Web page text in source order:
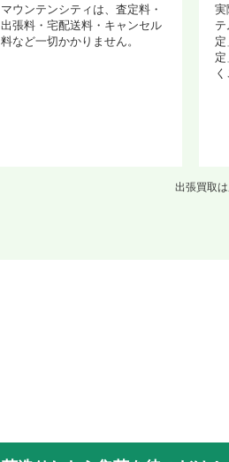
マウンテンシティは、査定料・
出張料・宅配送料・キャンセル
料など一切かかりません。
出張買取